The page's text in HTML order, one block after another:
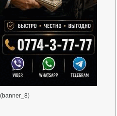
(banner_8)